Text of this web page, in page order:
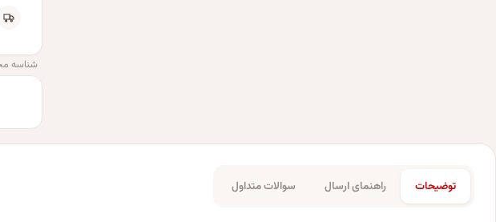
شناسه
توضیحات راهنمای ارسال سوالات متداول